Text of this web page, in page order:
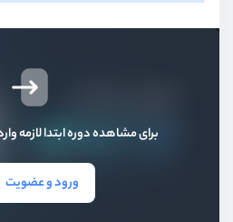
برای مشاهده دوره ابتدا لازمه
ورود و عضویت